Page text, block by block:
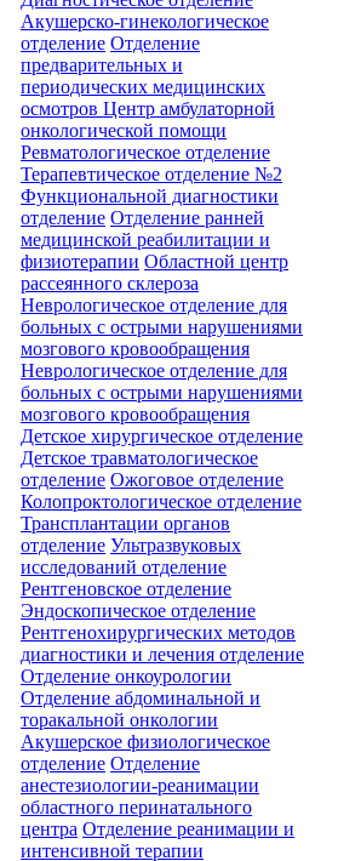
Акушерско-гинекологическое
отделение Отделение
предварительных и
периодических медицинских
осмотровЦентр амбулаторной
онкологической помощи
Ревматологическое отделение
Терапевтическое отделение №2
Функциональной диагностики
отделение Отделение ранней
медицинской реабилитации и
физиотерапии Областной центр
рассеянного склероза
Неврологическое отделение для
больных с острыми нарушениями
мозгового кровообращения
Неврологическое отделение для
больных с острыми нарушениями
мозгового кровообращения
Детское хирургическое отделение
Детское травматологическое
отделение Ожоговое отделение
Колопроктологическое отделение
Трансплантации органов
отделение Ультразвуковых
исследований отделение
Рентгеновское отделение
Эндоскопическое отделение
Рентгенохирургических методов
диагностики и лечения отделение
Отделение онкоурологии
Отделение абдоминальной и
торакальной онкологии
Акушерское физиологическое
отделение Отделение
анестезиологии-реанимации
областного перинатального
центра Отделение реанимации и
интенсивной терапии